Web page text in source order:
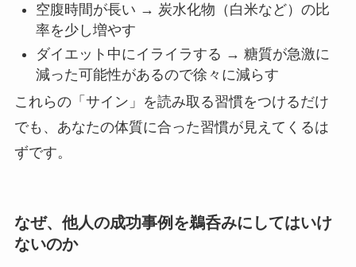
空腹時間が長い → 炭水化物（白米など）の比
率を少し増やす
ダイエット中にイライラする → 糖質が急激に
減った可能性があるので徐々に減らす
これらの「サイン」を読み取る習慣をつけるだけ
でも、あなたの体質に合った習慣が見えてくるは
ずです。
なぜ、他人の成功事例を鵜呑みにしてはいけ
ないのか